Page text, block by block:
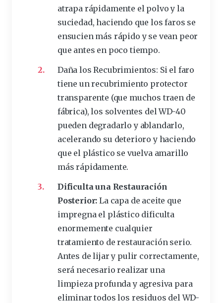
atrapa rápidamente el polvo y la
suciedad, haciendo que los faros se
ensucien más rápido y se vean peor
que antes en poco tiempo.
Daña los Recubrimientos: Si el faro
tiene unrecubrimiento protector
transparente (que muchos traen de
fábrica), los solventes del WD-40
pueden degradarlo y ablandarlo,
acelerando su deterioro y haciendo
que el plástico se vuelva amarillo
más rápidamente.
Dificulta una Restauración
Posterior: La capa de aceite que
impregna el plástico dificulta
enormemente cualquier
tratamiento derestauración serio.
Antes de lijar y pulir correctamente,
será necesario realizar una
limpieza profunda y agresiva para
eliminar todos los residuos del WD-